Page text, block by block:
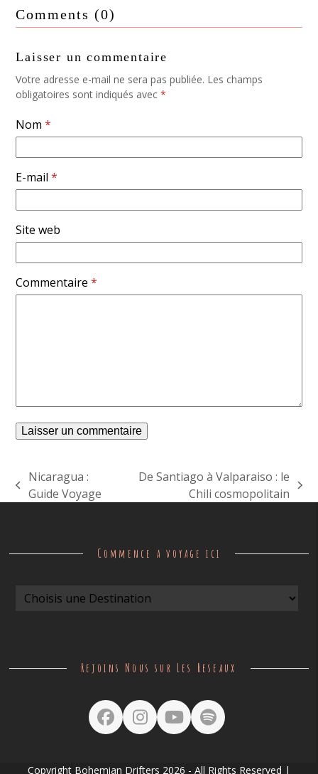
Comments (0)
Laisser un commentaire
Votre adresse e-mail ne sera pas publiée. Les champs
obligatoires sont indiqués avec*
Nom*
E-mail*
Site web
Commentaire*
previous
Nicaragua :
Guide Voyage
De Santiago à Valparaiso : le
Chili cosmopolitain
Commence a voyage ici
Rejoins Nous sur Les Reseaux
Facebook
Instagram
YouTube
Spotify
Copyright Bohemian Drifters 2026 - All Rights Reserved |